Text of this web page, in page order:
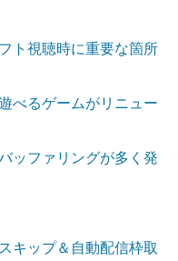
ト視聴時に重要な箇所
べるゲームがリニュー
ッファリングが多く発
キップ＆自動配信枠取